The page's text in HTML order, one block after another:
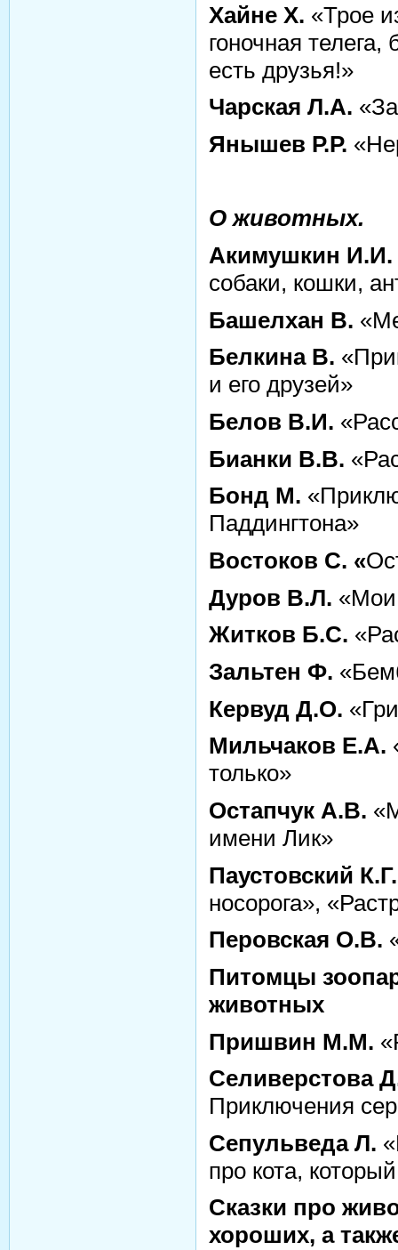
Хайне Х. «Трое
гоночная
есть друзья!»
Чарская Л.А.
Янышев Р.Р.
О животных.
Акимушкин И.И.
собаки, кошки,
Башелхан В.
Белкина В.
и его друзей»
Белов В.И.
Бианки В.В.
Бонд М.
Паддингтона»
Востоков С. «
Дуров В.Л. «Мои
Житков Б.С.
Зальтен Ф.
Кервуд Д.О.
Мильчаков Е.А.
только»
Остапчук А.В.
имени Лик»
Паустовский К.Г.
носорога»,
Перовская О.В.
Питомцы
животных
Пришвин М.М.
Селиверстова
Приключения
Сепульведа Л.
про кота,
Сказки про
хороших, а